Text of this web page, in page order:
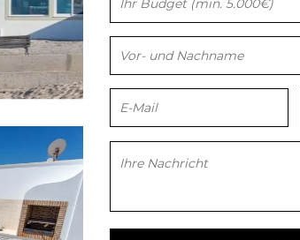
Bitte lasse dieses Feld leer.